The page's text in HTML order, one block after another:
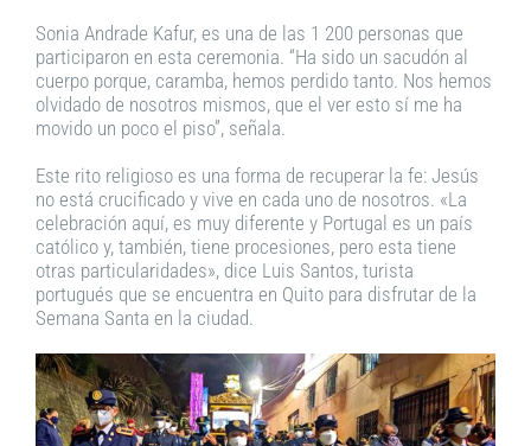
Sonia Andrade Kafur, es una de las 1 200 personas que
participaron en esta ceremonia. “Ha sido un sacudón al
cuerpo porque, caramba, hemos perdido tanto. Nos hemos
olvidado de nosotros mismos, que el ver esto sí me ha
movido un poco el piso”, señala.
Este rito religioso es una forma de recuperar la fe: Jesús
no está crucificado y vive en cada uno de nosotros. «La
celebración aquí, es muy diferente y Portugal es un país
católico y, también, tiene procesiones, pero esta tiene
otras particularidades», dice Luis Santos, turista
portugués que se encuentra en Quito para disfrutar de la
Semana Santa en la ciudad.